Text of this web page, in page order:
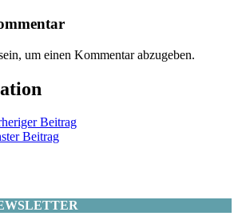
um einen Kommentar abzugeben.
Beitrag
Beitrag